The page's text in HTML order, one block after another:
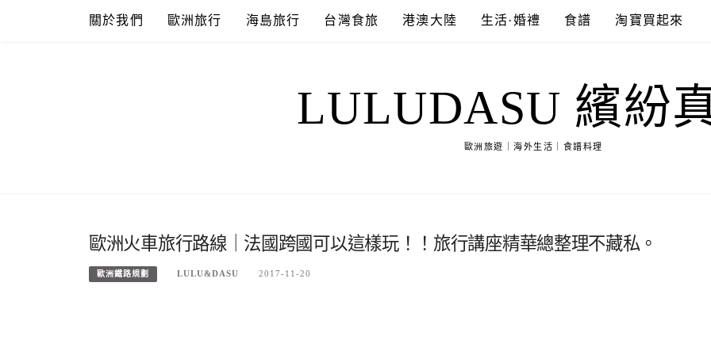
關於我們 歐洲旅行 海島旅行 台灣食旅 港澳大陸 生活·婚禮 食譜 淘寶買起來
LULUDASU 繽紛
歐洲旅遊｜海外生活｜食譜料理
歐洲火車旅行路線｜法國跨國可以這樣玩！！旅行講座精華總整理不藏私。
歐洲鐵路規劃 LULU&DASU 2017-11-20